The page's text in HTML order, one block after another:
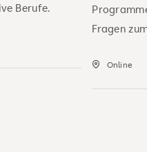
Berufe.
Fragen
Online